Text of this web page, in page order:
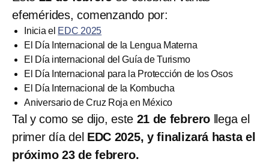
efemérides, comenzando por:
Inicia el EDC 2025
El Día Internacional de la Lengua Materna
El Día internacional del Guía de Turismo
El Día Internacional para la Protección de los Osos
El Día Internacional de la Kombucha
Aniversario de Cruz Roja en México
Tal y como se dijo, este 21 de febrero llega el
primer día del EDC 2025, y finalizará hasta el
próximo 23 de febrero.